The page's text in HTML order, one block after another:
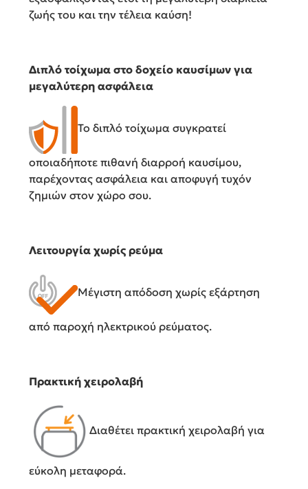
ζωής του και την τέλεια καύση!
Διπλό τοίχωμα στο δοχείο καυσίμων για
μεγαλύτερη ασφάλεια
Το διπλό τοίχωμα συγκρατεί
οποιαδήποτε πιθανή διαρροή καυσίμου,
παρέχοντας ασφάλεια και αποφυγή τυχόν
ζημιών στον χώρο σου.
Λειτουργία χωρίς ρεύμα
Μέγιστη απόδοση χωρίς εξάρτηση
από παροχή ηλεκτρικού ρεύματος.
Πρακτική χειρολαβή
Διαθέτει πρακτική χειρολαβή για
εύκολη μεταφορά.